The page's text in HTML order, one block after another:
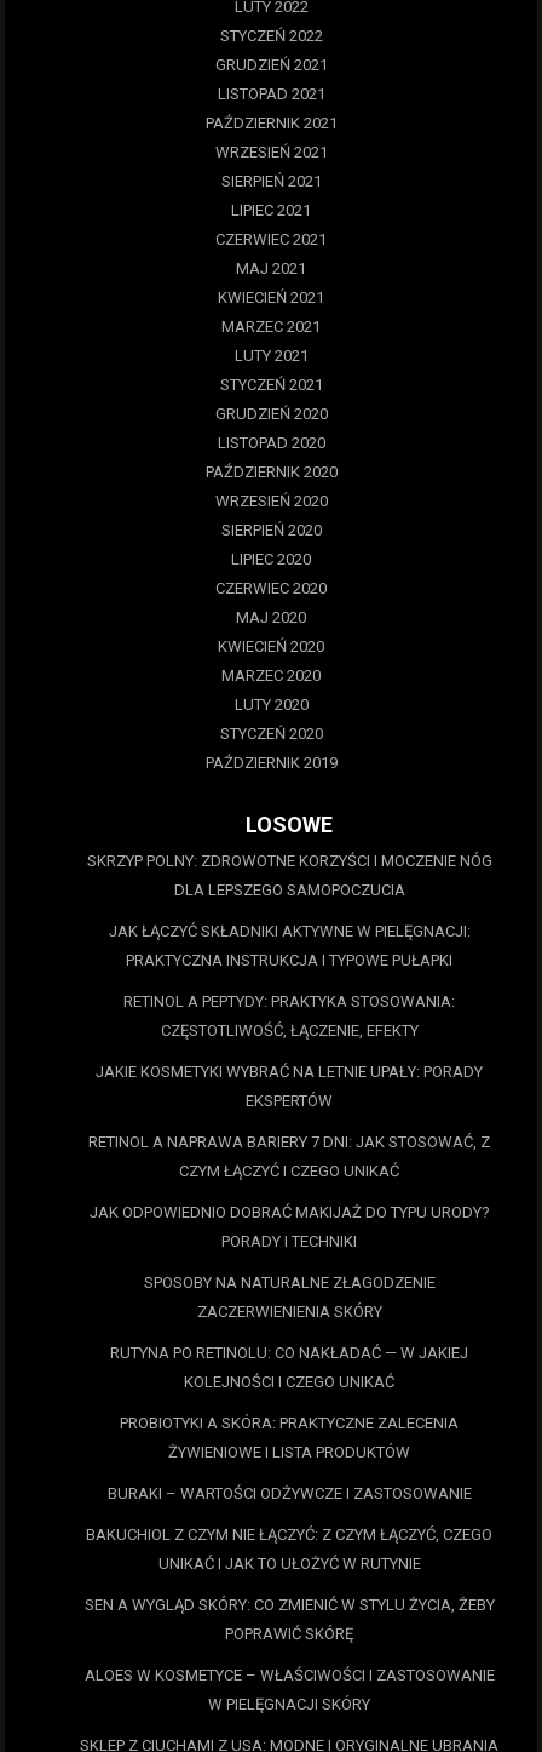
LUTY 2022
STYCZEŃ 2022
GRUDZIEŃ 2021
LISTOPAD 2021
PAŹDZIERNIK 2021
WRZESIEŃ 2021
SIERPIEŃ 2021
LIPIEC 2021
CZERWIEC 2021
MAJ 2021
KWIECIEŃ 2021
MARZEC 2021
LUTY 2021
STYCZEŃ 2021
GRUDZIEŃ 2020
LISTOPAD 2020
PAŹDZIERNIK 2020
WRZESIEŃ 2020
SIERPIEŃ 2020
LIPIEC 2020
CZERWIEC 2020
MAJ 2020
KWIECIEŃ 2020
MARZEC 2020
LUTY 2020
STYCZEŃ 2020
PAŹDZIERNIK 2019
LOSOWE
SKRZYP POLNY: ZDROWOTNE KORZYŚCI I MOCZENIE NÓG
DLA LEPSZEGO SAMOPOCZUCIA
JAK ŁĄCZYĆ SKŁADNIKI AKTYWNE W PIELĘGNACJI:
PRAKTYCZNA INSTRUKCJA I TYPOWE PUŁAPKI
RETINOL A PEPTYDY: PRAKTYKA STOSOWANIA:
CZĘSTOTLIWOŚĆ, ŁĄCZENIE, EFEKTY
JAKIE KOSMETYKI WYBRAĆ NA LETNIE UPAŁY: PORADY
EKSPERTÓW
RETINOL A NAPRAWA BARIERY 7 DNI: JAK STOSOWAĆ, Z
CZYM ŁĄCZYĆ I CZEGO UNIKAĆ
JAK ODPOWIEDNIO DOBRAĆ MAKIJAŻ DO TYPU URODY?
PORADY I TECHNIKI
SPOSOBY NA NATURALNE ZŁAGODZENIE
ZACZERWIENIENIA SKÓRY
RUTYNA PO RETINOLU: CO NAKŁADAĆ — W JAKIEJ
KOLEJNOŚCI I CZEGO UNIKAĆ
PROBIOTYKI A SKÓRA: PRAKTYCZNE ZALECENIA
ŻYWIENIOWE I LISTA PRODUKTÓW
BURAKI – WARTOŚCI ODŻYWCZE I ZASTOSOWANIE
BAKUCHIOL Z CZYM NIE ŁĄCZYĆ: Z CZYM ŁĄCZYĆ, CZEGO
UNIKAĆ I JAK TO UŁOŻYĆ W RUTYNIE
SEN A WYGLĄD SKÓRY: CO ZMIENIĆ W STYLU ŻYCIA, ŻEBY
POPRAWIĆ SKÓRĘ
ALOES W KOSMETYCE – WŁAŚCIWOŚCI I ZASTOSOWANIE
W PIELĘGNACJI SKÓRY
SKLEP Z CIUCHAMI Z USA: MODNE I ORYGINALNE UBRANIA